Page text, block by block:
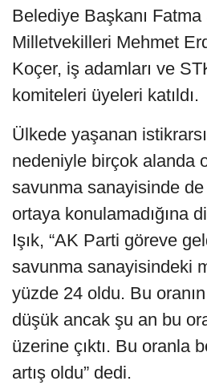
Belediye Başkanı
Milletvekilleri Mehmet
Koçer, iş adamları ve
komiteleri üyeleri katıldı.
Ülkede yaşanan
nedeniyle birçok alanda
savunma sanayisinde
ortaya konulamadığına
Işık, “AK Parti göreve
savunma sanayisindeki
yüzde 24 oldu. Bu
düşük ancak şu an bu
üzerine çıktı. Bu oranla
artış oldu” dedi.